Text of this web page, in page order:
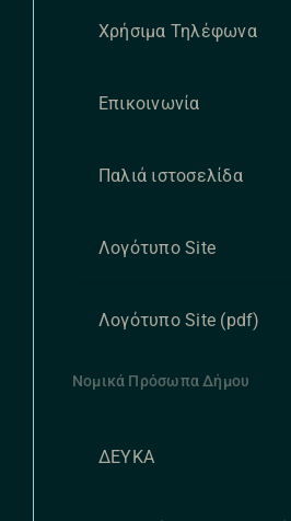
Χρήσιμα Τηλέφωνα
Επικοινωνία
Παλιά ιστοσελίδα
Λογότυπο Site
Λογότυπο Site (pdf)
Νομικά Πρόσωπα Δήμου
ΔΕΥΚΑ